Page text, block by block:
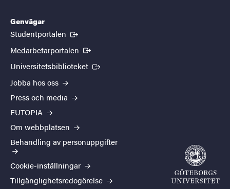
Genvägar
Studentportalen (Extern länk)
Medarbetarportalen (Extern länk)
Universitetsbiblioteket (Extern länk)
Jobba hos oss
Press och media
EUTOPIA
Om webbplatsen
Behandling av personuppgifter
Cookie-inställningar
Tillgänglighetsredogörelse